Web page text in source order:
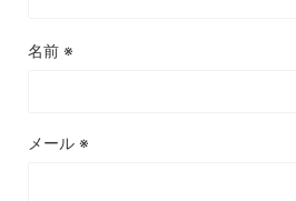
名前 ※
メール ※